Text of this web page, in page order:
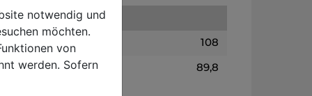
108
89,8
notwendig und
möchten.
von
werden. Sofern